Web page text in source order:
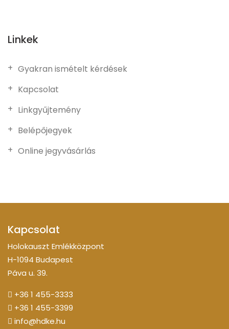
Linkek
Gyakran ismételt kérdések
Kapcsolat
Linkgyűjtemény
Belépőjegyek
Online jegyvásárlás
Kapcsolat
Holokauszt Emlékközpont
H-1094 Budapest
Páva u. 39.
+36 1 455-3333
+36 1 455-3399
info@hdke.hu